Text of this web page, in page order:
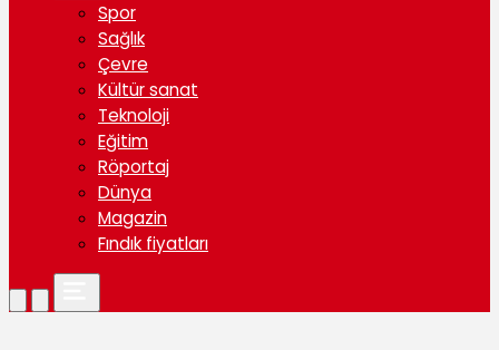
Spor
Sağlık
Çevre
Kültür sanat
Teknoloji
Eğitim
Röportaj
Dünya
Magazin
Fındık fiyatları